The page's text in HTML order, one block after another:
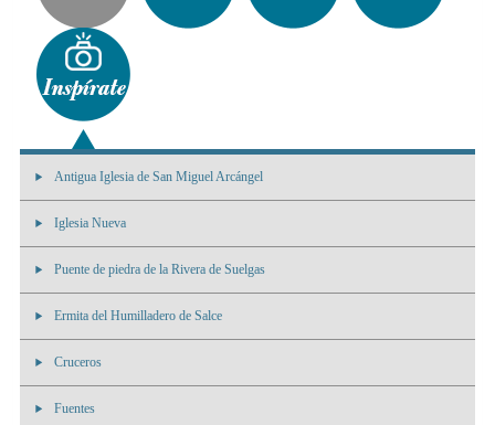
Antigua Iglesia de San Miguel Arcángel
Iglesia Nueva
Puente de piedra de la Rivera de Suelgas
Ermita del Humilladero de Salce
Cruceros
Fuentes